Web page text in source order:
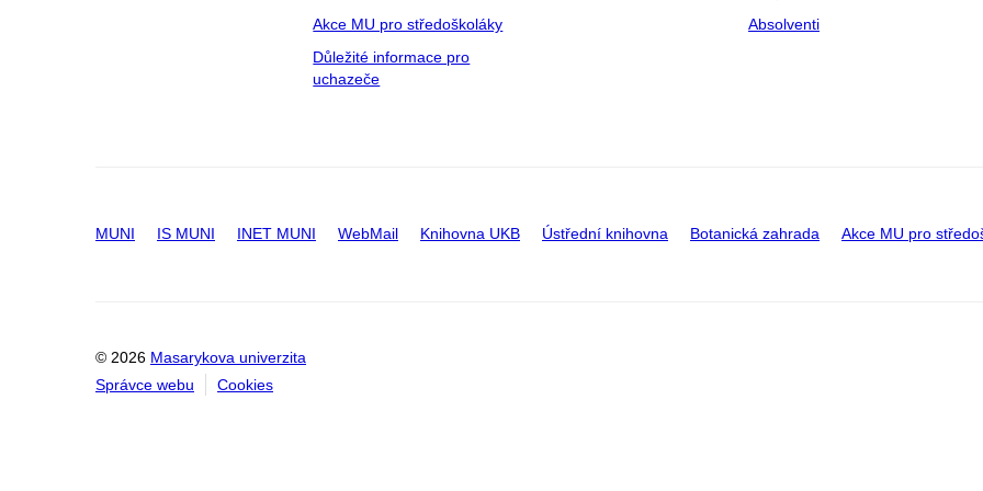
Akce MU pro středoškoláky
Důležité informace pro
uchazeče
Absolventi
MUNI IS MUNI INET MUNI WebMail Knihovna UKB Ústřední knihovna Botanická zahrada Akce MU pro
© 2026 Masarykova univerzita
Správce webu
Cookies